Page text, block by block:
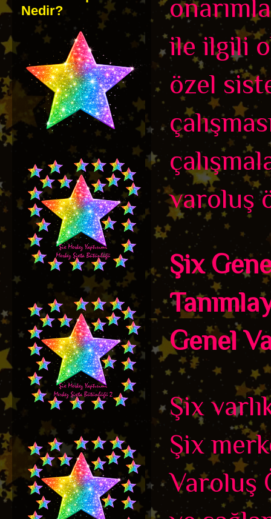
ile ilgili
özel
varoluş
Şix
Genel
Şix
Şix
Varoluş
Nedir?